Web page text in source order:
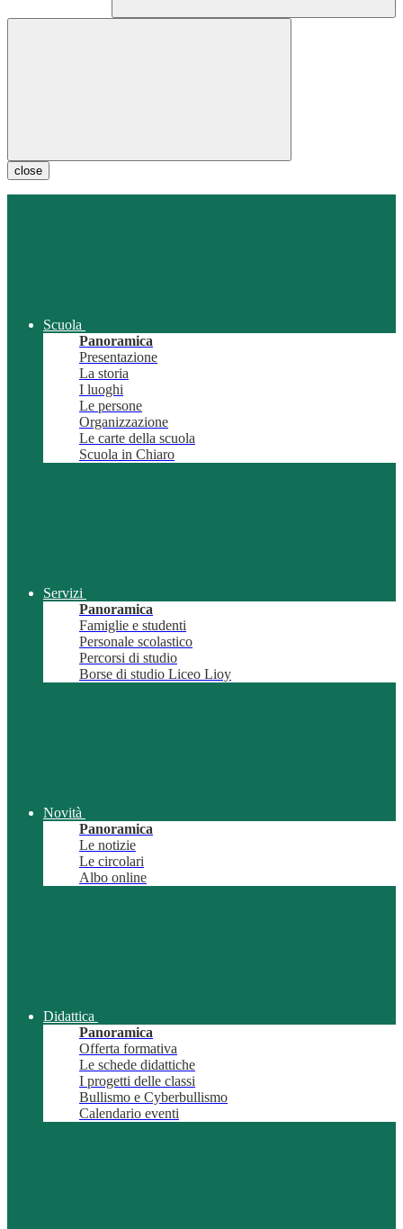
close
Scuola
Panoramica
Presentazione
La storia
I luoghi
Le persone
Organizzazione
Le carte della scuola
Scuola in Chiaro
Servizi
Panoramica
Famiglie e studenti
Personale scolastico
Percorsi di studio
Borse di studio Liceo Lioy
Novità
Panoramica
Le notizie
Le circolari
Albo online
Didattica
Panoramica
Offerta formativa
Le schede didattiche
I progetti delle classi
Bullismo e Cyberbullismo
Calendario eventi